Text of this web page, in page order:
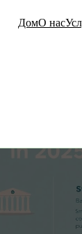
ДомО нас